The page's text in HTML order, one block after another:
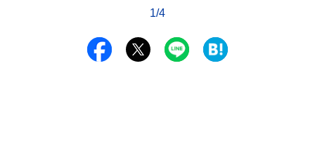
1/4